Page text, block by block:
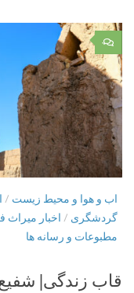
۰
اب و هوا و محیط زیست /
گردشگری / اخبار میراث
مطبوعات و رسانه ها
قاب زندگی|